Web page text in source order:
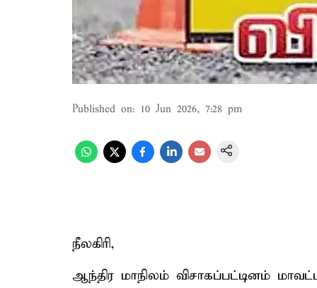
Published on: 10 Jun 2026, 7:28 pm
நீலகிரி,
ஆந்திர மாநிலம் விசாகப்பட்டினம்